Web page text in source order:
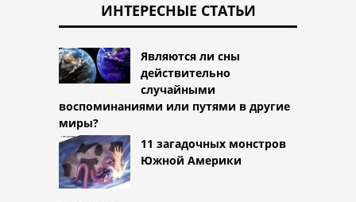
ИНТЕРЕСНЫЕ СТАТЬИ
Являются ли сны
действительно
случайными
воспоминаниями или путями в другие
миры?
11 загадочных монстров
Южной Америки